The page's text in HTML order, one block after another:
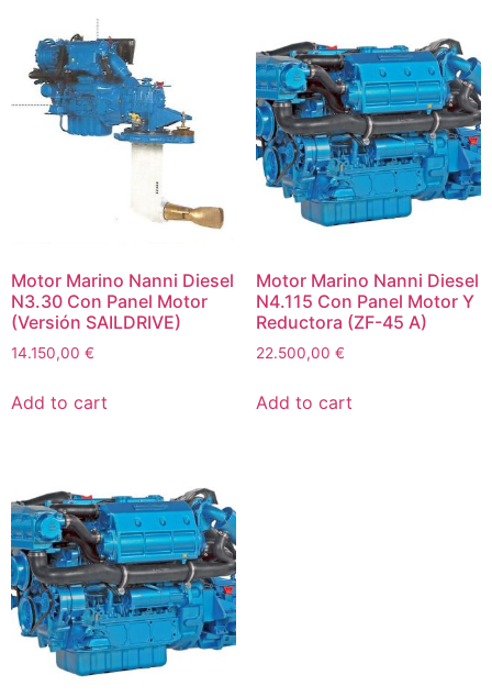
Motor Marino Nanni Diesel
N3.30 Con Panel Motor
(Versión SAILDRIVE)
14.150,00 €
Add to cart
Motor Marino Nanni Diesel
N4.115 Con Panel Motor Y
Reductora (ZF-45 A)
22.500,00 €
Add to cart